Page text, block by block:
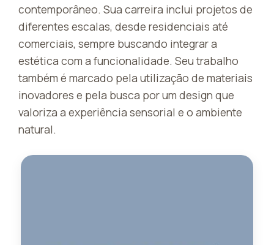
contemporâneo. Sua carreira inclui projetos de
diferentes escalas, desde residenciais até
comerciais, sempre buscando integrar a
estética com a funcionalidade. Seu trabalho
também é marcado pela utilização de materiais
inovadores e pela busca por um design que
valoriza a experiência sensorial e o ambiente
natural.